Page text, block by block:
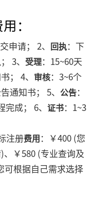
：
申请； 2、 回执：下
3、 受理：15~60天
； 4、 审核：3~6个
通知书； 5、 公告：
成； 6、 证书：1~3
注册费用：￥400 (您
￥580 (专业查询及
可根据自己需求选择